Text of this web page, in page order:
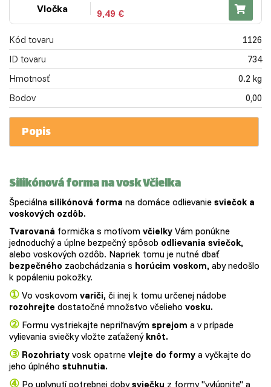
Vločka 9,49 €
Kód tovaru
1126
ID tovaru
734
Hmotnosť
0.2 kg
Bodov
0,00
Popis
Silikónová forma na voskVčielka
Špeciálna silikónová forma na domáce odlievanie sviečok a
voskových ozdôb.
Tvarovaná formička s motívom včielky Vám ponúkne
jednoduchý a úplne bezpečný spôsob odlievania sviečok,
alebo voskových ozdôb. Napriek tomu je nutné dbať
bezpečného zaobchádzania s horúcim voskom, aby nedošlo
k popáleniu pokožky.
① Vo voskovom variči, či inej k tomu určenej nádobe
rozohrejte dostatočné množstvo včelieho vosku.
② Formu vystriekajte nepriľnavým sprejom a v prípade
vylievania sviečky vložte zaťažený knôt.
③ Rozohriaty vosk opatrne vlejte do formy a vyčkajte do
jeho úplného stuhnutia.
④ Po uplynutí potrebnej dobysviečku z formy "vylúpnite" a